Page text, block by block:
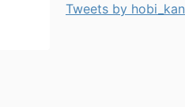
Tweets by hobi_kan